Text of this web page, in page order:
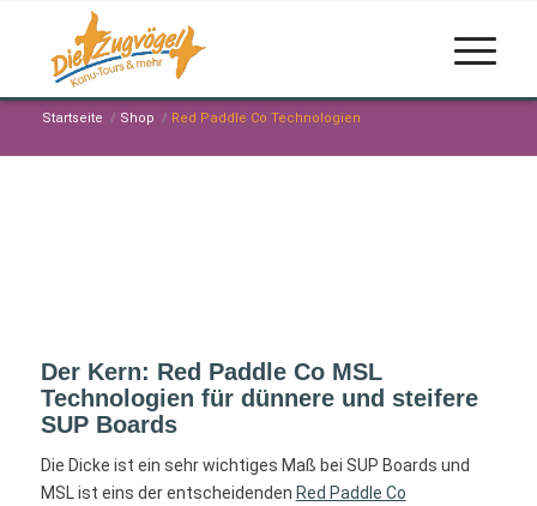
Startseite / Shop / Red Paddle Co Technologien
Der Kern: Red Paddle Co MSL
Technologien für dünnere und steifere
SUP Boards
Die Dicke ist ein sehr wichtiges Maß bei SUP Boards und
MSL ist eins der entscheidenden Red Paddle Co